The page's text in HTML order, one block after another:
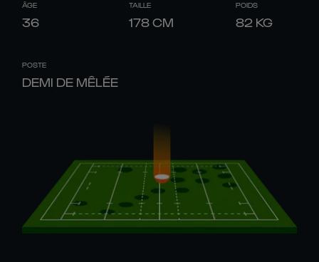
ÂGE
36
TAILLE
178CM
POIDS
82 KG
POSTE
DEMI DE MÊLÉE